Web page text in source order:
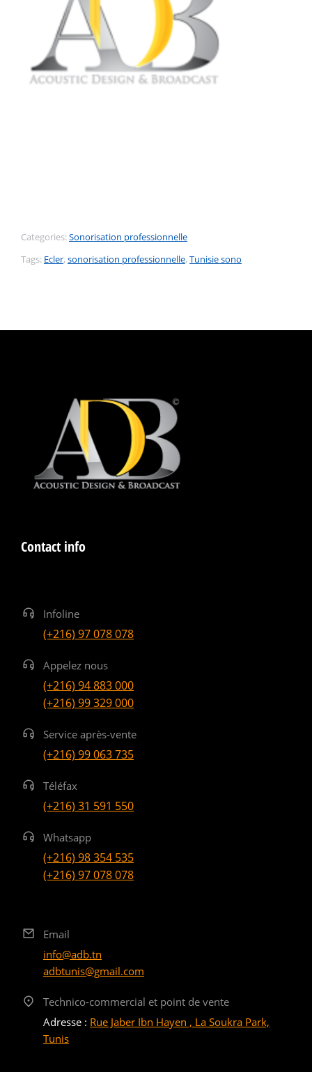
Categories:Sonorisation professionnelle
Tags: Ecler, sonorisation professionnelle, Tunisie sono
Contact info
Infoline
(+216) 97 078 078
Appelez nous
(+216) 94 883 000
(+216) 99 329 000
Service après-vente
(+216) 99 063 735
Téléfax
(+216) 31 591 550
Whatsapp
(+216) 98 354 535
(+216) 97 078 078
Email
info@adb.tn
adbtunis@gmail.com
Technico-commercial et point de vente
Adresse : Rue Jaber Ibn Hayen , La Soukra Park,
Tunis